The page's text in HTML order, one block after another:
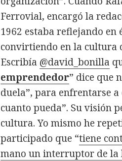
Ferrovial, encargó la
1962 estaba reflejando en
convirtiendo en la cultura
Escribía @david_bonilla
emprendedor” dice que
duela”, para enfrentarse
cuanto pueda”. Su visión
cultura. Yo mismo he
participado que “tiene
mano un interruptor de la